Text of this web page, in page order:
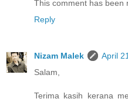
This comment has been
Reply
Nizam Malek
April
Salam,
Terima kasih kerana